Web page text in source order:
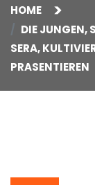
HOME
DIE JUNGEN,
SERA,
PRASENTIEREN